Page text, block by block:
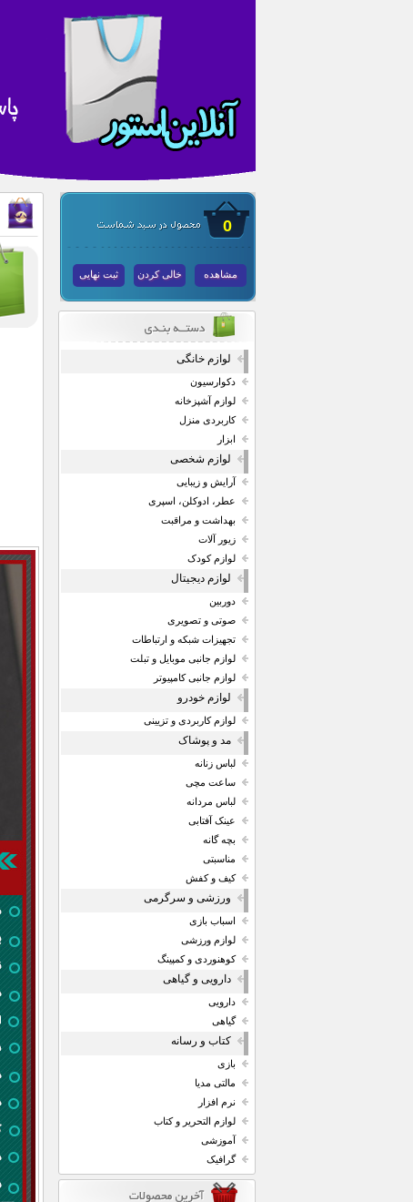
0
مشاهده خالی کردن ثبت نهایی
لوازم خانگی
دکوارسیون
لوازم آشپزخانه
کاربردی منزل
ابزار
لوازم شخصی
آرایش و زیبایی
عطر، ادوکلن، اسپری
بهداشت و مراقبت
زیور آلات
لوازم کودک
لوازم دیجیتال
دوربین
صوتی و تصویری
تجهیزات شبکه و ارتباطات
لوازم جانبی موبایل و تبلت
لوازم جانبی کامپیوتر
لوازم خودرو
لوازم کاربردی و تزیینی
مد و پوشاک
لباس زنانه
ساعت مچی
لباس مردانه
عینک آفتابی
بچه گانه
مناسبتی
کیف و کفش
ورزشی و سرگرمی
اسباب بازی
لوازم ورزشی
کوهنوردی و کمپینگ
دارویی و گیاهی
دارویی
گیاهی
کتاب و رسانه
بازی
مالتی مدیا
نرم افزار
لوازم التحریر و کتاب
آموزشی
گرافیک